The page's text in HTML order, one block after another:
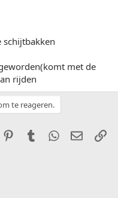
schijtbakken
met de
rijden
te reageren.
PinterestTumblr WhatsApp
E-mail